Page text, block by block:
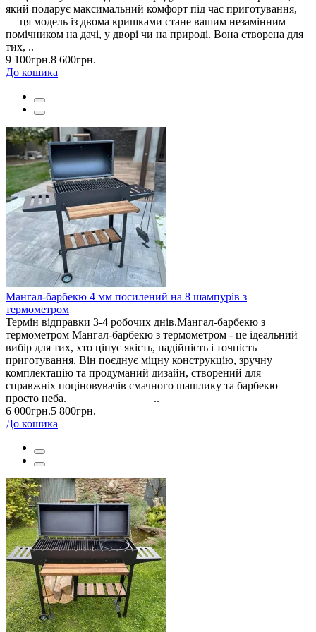
який подарує максимальний комфорт під час приготування,
— ця модель із двома кришками стане вашим незамінним
помічником на дачі, у дворі чи на природі. Вона створена для
тих, ..
9 100грн.8 600грн.
До кошика
Мангал-барбекю 4 мм посилений на 8 шампурів з
термометром
Термін відправки 3-4 робочих днів.Мангал-барбекю з
термометром Мангал-барбекю з термометром - це ідеальний
вибір для тих, хто цінує якість, надійність і точність
приготування. Він поєднує міцну конструкцію, зручну
комплектацію та продуманий дизайн, створений для
справжніх поціновувачів смачного шашлику та барбекю
просто неба. _______________..
6 000грн.5 800грн.
До кошика